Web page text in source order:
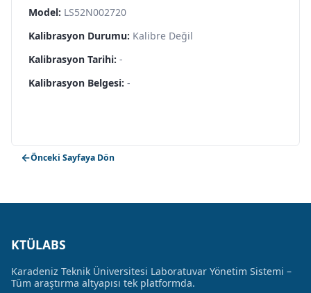
Model: LS52N002720
Kalibrasyon Durumu: Kalibre Değil
Kalibrasyon Tarihi: -
Kalibrasyon Belgesi: -
Önceki Sayfaya Dön
KTÜLABS
Karadeniz Teknik Üniversitesi Laboratuvar Yönetim Sistemi –
Tüm araştırma altyapısı tek platformda.